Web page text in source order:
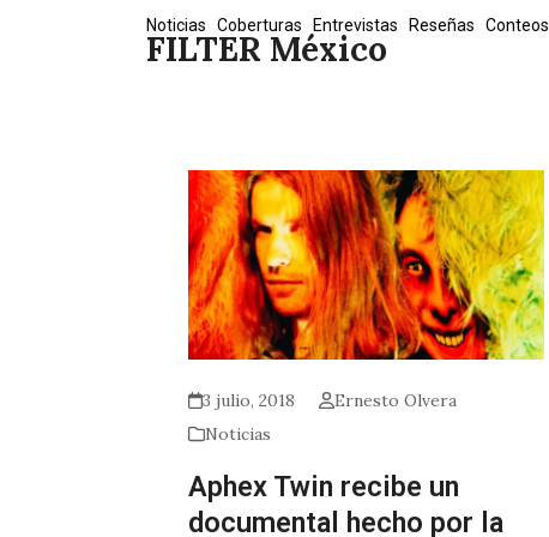
FILTER México
Noticias Coberturas Entrevistas Reseñas Conteos
3 julio, 2018
Ernesto Olvera
Noticias
Aphex Twin recibe un
documental hecho por la